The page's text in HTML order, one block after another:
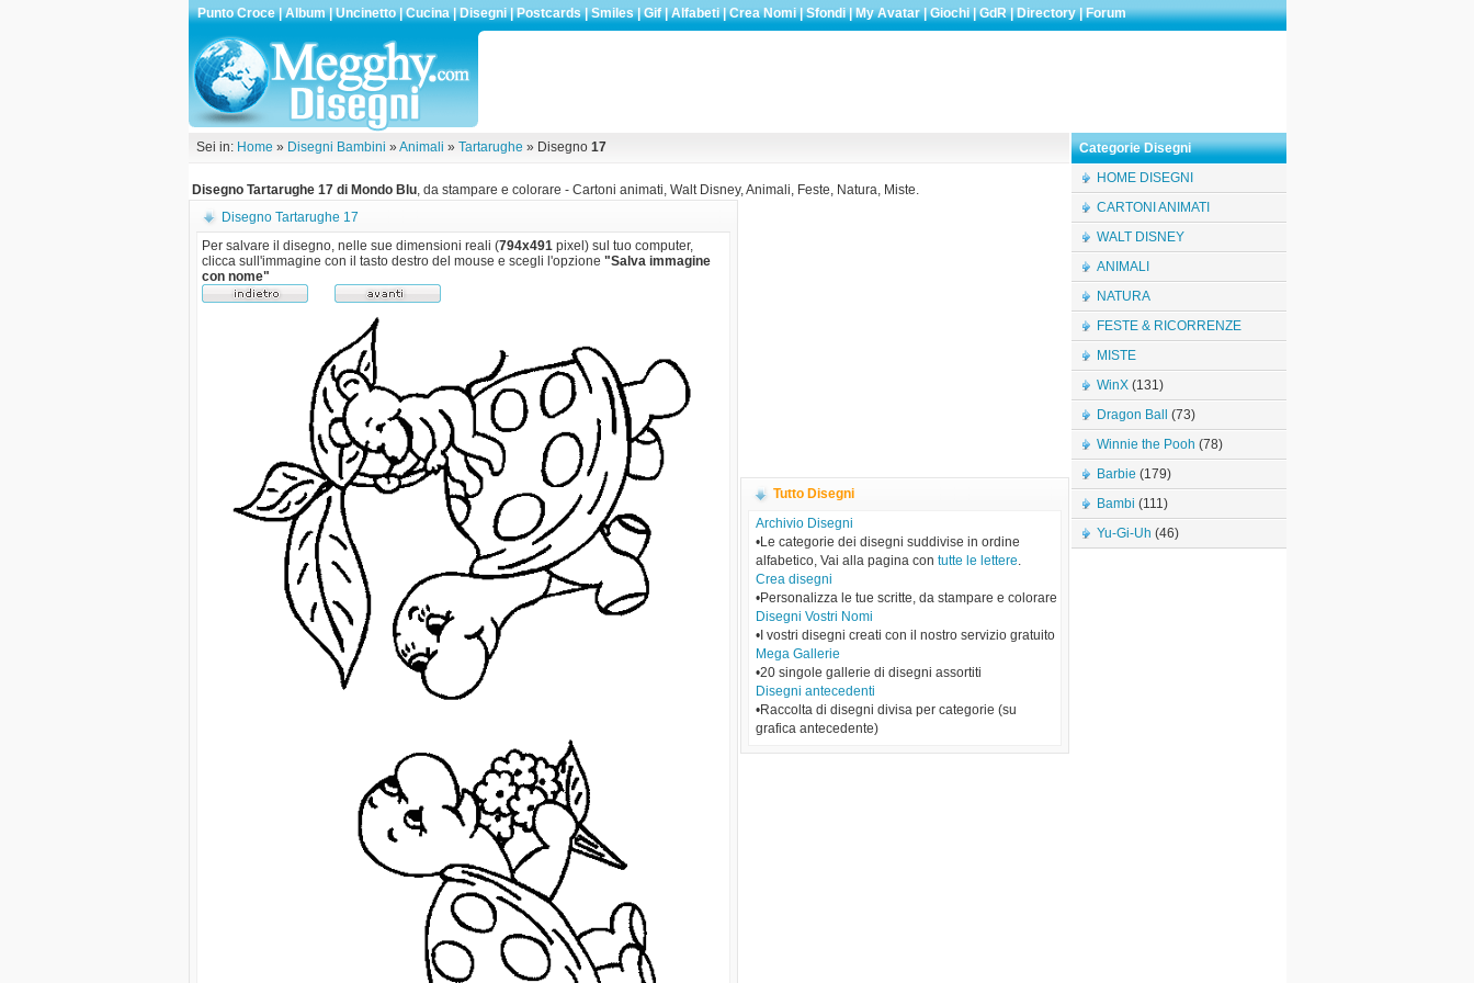
Punto Croce|Album|Uncinetto|Cucina|Disegni|Postcards|Smiles|Gif|Alfabeti|Crea Nomi|Sfondi|My Avatar|Giochi|GdR|Directory|Forum
Sei in: Home » Disegni Bambini »Animali » Tartarughe » Disegno 17
Disegno Tartarughe 17 di Mondo Blu, da stampare e colorare - Cartoni animati, Walt Disney, Animali, Feste, Natura, Miste.
Disegno Tartarughe 17
Per salvare il disegno, nelle sue dimensioni reali (794x491pixel) sul tuo computer,
clicca sull'immagine con il tasto destro del mouse e scegli l'opzione "Salva immagine
con nome"
Tutto Disegni
Archivio Disegni
•Le categorie dei disegni suddivise in ordine
alfabetico, Vai alla pagina con tutte le lettere.
Crea disegni
•Personalizza le tue scritte, da stampare e colorare
Disegni Vostri Nomi
•I vostri disegni creati con il nostro servizio gratuito
Mega Gallerie
•20 singole gallerie di disegni assortiti
Disegni antecedenti
•Raccolta di disegni divisa per categorie (su
grafica antecedente)
Categorie Disegni
HOME DISEGNI
CARTONI ANIMATI
WALT DISNEY
ANIMALI
NATURA
FESTE & RICORRENZE
MISTE
WinX(131)
Dragon Ball
(73)
Winnie the Pooh (78)
Barbie (179)
Bambi (111)
Yu-Gi-Uh (46)